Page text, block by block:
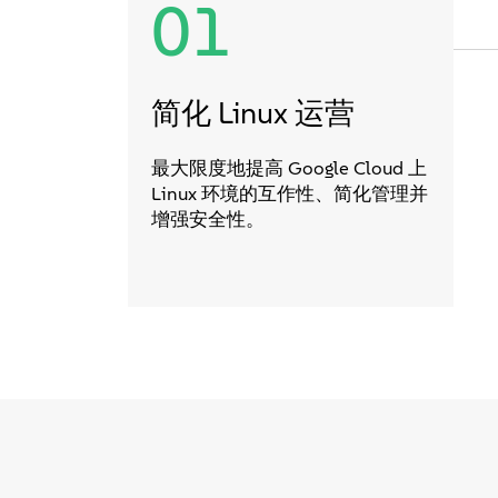
01
简化 Linux 运营
最大限度地提高 Google Cloud 上
Linux 环境的互作性、简化管理并
增强安全性。